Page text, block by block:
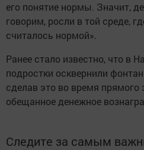
его понятие нормы. Значит,
говорим, росли в той среде,
считалось нормой».
Ранее стало известно, что в
подростки осквернили
сделав это во время прямого
обещанное денежное
Следите за самым